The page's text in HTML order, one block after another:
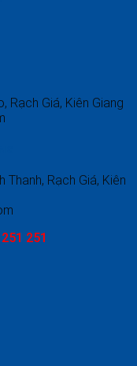
Rạch Giá, Kiên Giang
Thanh, Rạch Giá, Kiên
251